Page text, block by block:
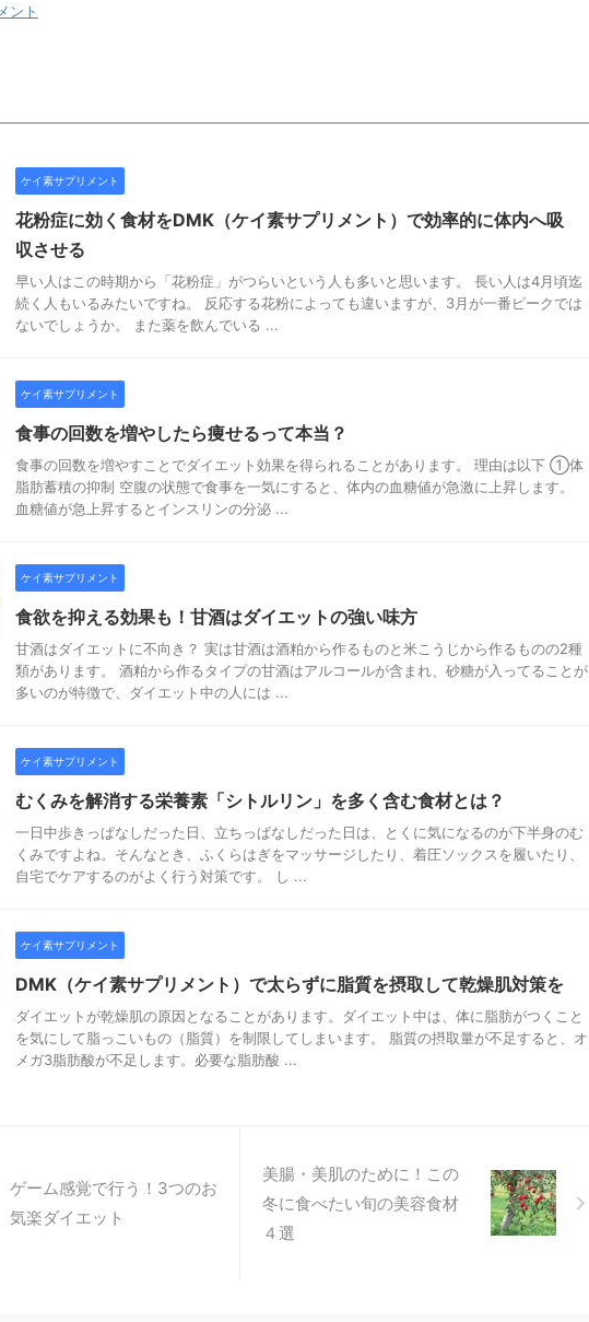
ント
ケイ素サプリメント
花粉症に効く食材をDMK（ケイ素サプリメント）で効率的に体内へ吸
収させる
早い人はこの時期から「花粉症」がつらいという人も多いと思います。 長い人は4月頃迄
続く人もいるみたいですね。 反応する花粉によっても違いますが、3月が一番ピークでは
ないでしょうか。 また薬を飲んでいる ...
ケイ素サプリメント
食事の回数を増やしたら痩せるって本当？
食事の回数を増やすことでダイエット効果を得られることがあります。 理由は以下 ①体
脂肪蓄積の抑制 空腹の状態で食事を一気にすると、体内の血糖値が急激に上昇します。
血糖値が急上昇するとインスリンの分泌 ...
ケイ素サプリメント
食欲を抑える効果も！甘酒はダイエットの強い味方
甘酒はダイエットに不向き？ 実は甘酒は酒粕から作るものと米こうじから作るものの2種
類があります。 酒粕から作るタイプの甘酒はアルコールが含まれ、砂糖が入ってることが
多いのが特徴で、ダイエット中の人には ...
ケイ素サプリメント
むくみを解消する栄養素「シトルリン」を多く含む食材とは？
一日中歩きっぱなしだった日、立ちっぱなしだった日は、とくに気になるのが下半身のむ
くみですよね。そんなとき、ふくらはぎをマッサージしたり、着圧ソックスを履いたり、
自宅でケアするのがよく行う対策です。 し ...
ケイ素サプリメント
DMK（ケイ素サプリメント）で太らずに脂質を摂取して乾燥肌対策を
ダイエットが乾燥肌の原因となることがあります。ダイエット中は、体に脂肪がつくこと
を気にして脂っこいもの（脂質）を制限してしまいます。 脂質の摂取量が不足すると、オ
メガ3脂肪酸が不足します。必要な脂肪酸 ...
ゲーム感覚で行う！3つのお
気楽ダイエット
美腸・美肌のために！この
冬に食べたい旬の美容食材
４選